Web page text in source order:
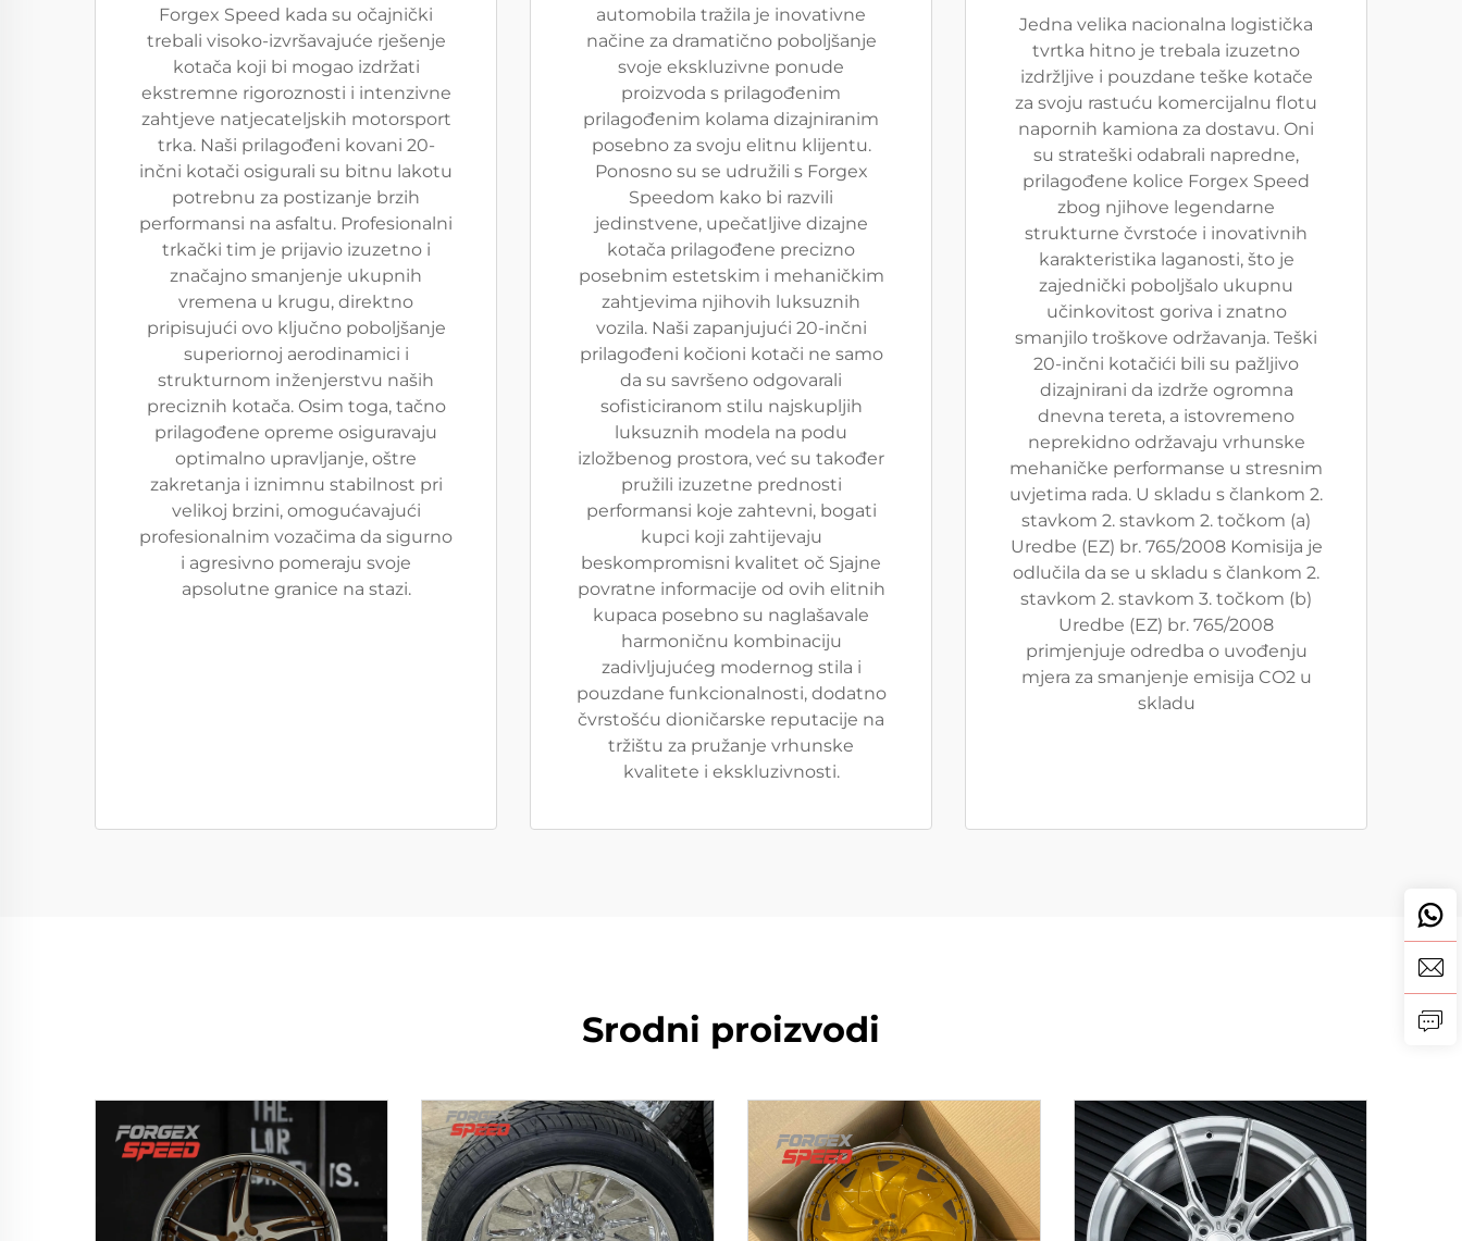
Forgex Speed kada su očajnički
trebali visoko-izvršavajuće rješenje
kotača koji bi mogao izdržati
ekstremne rigoroznosti i intenzivne
zahtjeve natjecateljskih motorsport
trka. Naši prilagođeni kovani 20-
inčni kotači osigurali su bitnu lakotu
potrebnu za postizanje brzih
performansi na asfaltu. Profesionalni
trkački tim je prijavio izuzetno i
značajno smanjenje ukupnih
vremena u krugu, direktno
pripisujući ovo ključno poboljšanje
superiornoj aerodinamici i
strukturnom inženjerstvu naših
preciznih kotača. Osim toga, tačno
prilagođene opreme osiguravaju
optimalno upravljanje, oštre
zakretanja i iznimnu stabilnost pri
velikoj brzini, omogućavajući
profesionalnim vozačima da sigurno
i agresivno pomeraju svoje
apsolutne granice na stazi.
automobila tražila je inovativne
načine za dramatično poboljšanje
svoje ekskluzivne ponude
proizvoda s prilagođenim
prilagođenim kolama dizajniranim
posebno za svoju elitnu klijentu.
Ponosno su se udružili s Forgex
Speedom kako bi razvili
jedinstvene, upečatljive dizajne
kotača prilagođene precizno
posebnim estetskim i mehaničkim
zahtjevima njihovih luksuznih
vozila. Naši zapanjujući 20-inčni
prilagođeni kočioni kotači ne samo
da su savršeno odgovarali
sofisticiranom stilu najskupljih
luksuznih modela na podu
izložbenog prostora, već su također
pružili izuzetne prednosti
performansi koje zahtevni, bogati
kupci koji zahtijevaju
beskompromisni kvalitet oč Sjajne
povratne informacije od ovih elitnih
kupaca posebno su naglašavale
harmoničnu kombinaciju
zadivljujućeg modernog stila i
pouzdane funkcionalnosti, dodatno
čvrstošću dioničarske reputacije na
tržištu za pružanje vrhunske
kvalitete i ekskluzivnosti.
Jedna velika nacionalna logistička
tvrtka hitno je trebala izuzetno
izdržljive i pouzdane teške kotače
za svoju rastuću komercijalnu flotu
napornih kamiona za dostavu. Oni
su strateški odabrali napredne,
prilagođene kolice Forgex Speed
zbog njihove legendarne
strukturne čvrstoće i inovativnih
karakteristika laganosti, što je
zajednički poboljšalo ukupnu
učinkovitost goriva i znatno
smanjilo troškove održavanja. Teški
20-inčni kotačići bili su pažljivo
dizajnirani da izdrže ogromna
dnevna tereta, a istovremeno
neprekidno održavaju vrhunske
mehaničke performanse u stresnim
uvjetima rada. U skladu s člankom 2.
stavkom 2. stavkom 2. točkom (a)
Uredbe (EZ) br. 765/2008 Komisija je
odlučila da se u skladu s člankom 2.
stavkom 2. stavkom 3. točkom (b)
Uredbe (EZ) br. 765/2008
primjenjuje odredba o uvođenju
mjera za smanjenje emisija CO2 u
skladu
Srodni proizvodi